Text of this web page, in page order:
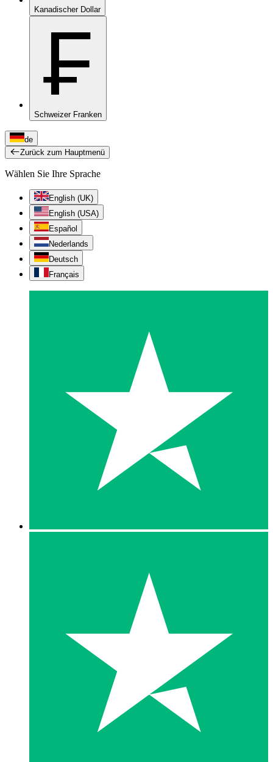
Kanadischer Dollar
₣
Schweizer Franken
de
Zurück zum Hauptmenü
Wählen Sie Ihre Sprache
English (UK)
English (USA)
Español
Nederlands
Deutsch
Français